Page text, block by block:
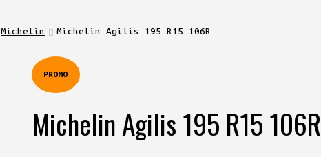
Michelin Michelin Agilis 195 R15 106R
PROMO
Michelin Agilis 195 R15 106R